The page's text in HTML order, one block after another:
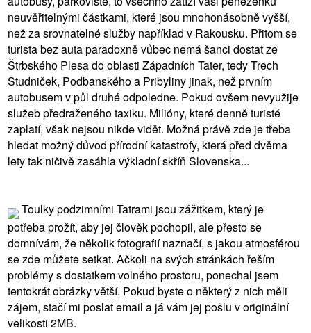
neuvěřitelnými částkami, které jsou mnohonásobně vyšší,
než za srovnatelné služby například v Rakousku. Přitom se
turista bez auta paradoxně vůbec nemá šanci dostat ze
Štrbského Plesa do oblasti Západních Tater, tedy Trech
Studniček, Podbanského a Pribyliny jinak, než prvním
autobusem v půl druhé odpoledne. Pokud ovšem nevyužije
služeb předraženého taxiku. Milióny, které denně turisté
zaplatí, však nejsou nikde vidět. Možná právě zde je třeba
hledat možný důvod přírodní katastrofy, která před dvěma
lety tak ničivě zasáhla výkladní skříň Slovenska...
Toulky podzimními Tatrami jsou zážitkem, který je
potřeba prožít, aby jej člověk pochopil, ale přesto se
domnívám, že několik fotografií naznačí, s jakou atmosférou
se zde můžete setkat. Ačkoli na svých stránkách řeším
problémy s dostatkem volného prostoru, ponechal jsem
tentokrát obrázky větší. Pokud byste o některý z nich měli
zájem, stačí mi poslat email a já vám jej pošlu v originální
velikosti 2MB.